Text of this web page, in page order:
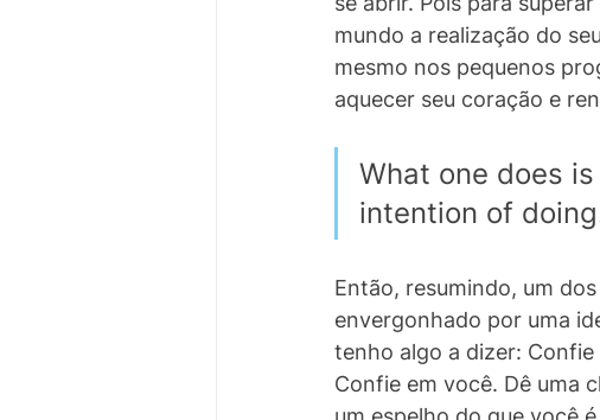
mundo a realização do
mesmo nos pequenos
aquecer seu coração e
What one does
intention of
Então, resumindo, um
envergonhado por uma
tenho algo a dizer:
Confie em você. Dê uma